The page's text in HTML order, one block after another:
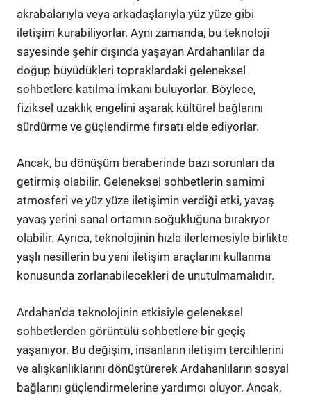
akrabalarıyla veya arkadaşlarıyla yüz yüze gibi
iletişim kurabiliyorlar. Aynı zamanda, bu teknoloji
sayesinde şehir dışında yaşayan Ardahanlılar da
doğup büyüdükleri topraklardaki geleneksel
sohbetlere katılma imkanı buluyorlar. Böylece,
fiziksel uzaklık engelini aşarak kültürel bağlarını
sürdürme ve güçlendirme fırsatı elde ediyorlar.
Ancak, bu dönüşüm beraberinde bazı sorunları da
getirmiş olabilir. Geleneksel sohbetlerin samimi
atmosferi ve yüz yüze iletişimin verdiği etki, yavaş
yavaş yerini sanal ortamın soğukluğuna bırakıyor
olabilir. Ayrıca, teknolojinin hızla ilerlemesiyle birlikte
yaşlı nesillerin bu yeni iletişim araçlarını kullanma
konusunda zorlanabilecekleri de unutulmamalıdır.
Ardahan'da teknolojinin etkisiyle geleneksel
sohbetlerden görüntülü sohbetlere bir geçiş
yaşanıyor. Bu değişim, insanların iletişim tercihlerini
ve alışkanlıklarını dönüştürerek Ardahanlıların sosyal
bağlarını güçlendirmelerine yardımcı oluyor. Ancak,